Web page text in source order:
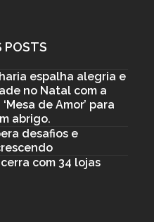
POSTS
espalha alegria e
no Natal com a
de Amor’ para
abrigo.
desafios e
com 34 lojas